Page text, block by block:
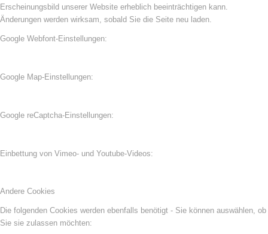
Erscheinungsbild unserer Website erheblich beeinträchtigen kann.
Änderungen werden wirksam, sobald Sie die Seite neu laden.
Google Webfont-Einstellungen:
Google Map-Einstellungen:
Google reCaptcha-Einstellungen:
Einbettung von Vimeo- und Youtube-Videos:
Andere Cookies
Die folgenden Cookies werden ebenfalls benötigt - Sie können auswählen, ob
Sie sie zulassen möchten: